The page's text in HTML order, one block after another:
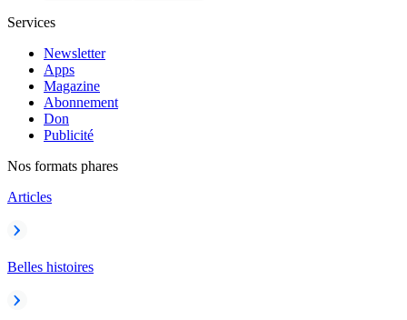
Services
Newsletter
Apps
Magazine
Abonnement
Don
Publicité
Nos formats phares
Articles
Belles histoires